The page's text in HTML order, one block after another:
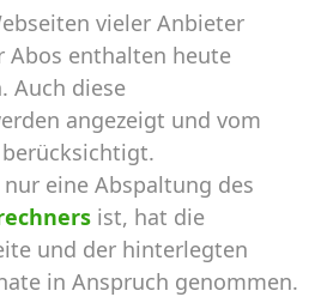
vieler Anbieter
Abos enthalten heute
Auch diese
angezeigt und vom
berücksichtigt.
eine Abspaltung des
ist, hat die
und der hinterlegten
in Anspruch genommen.